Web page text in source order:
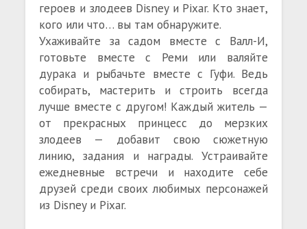
героев и злодеев Disney и Pixar. Кто знает,
кого или что… вы там обнаружите.
Ухаживайте за садом вместе с Валл-И,
готовьте вместе с Реми или валяйте
дурака и рыбачьте вместе с Гуфи. Ведь
собирать, мастерить и строить всегда
лучше вместе с другом! Каждый житель —
от прекрасных принцесс до мерзких
злодеев — добавит свою сюжетную
линию, задания и награды. Устраивайте
ежедневные встречи и находите себе
друзей среди своих любимых персонажей
из Disney и Pixar.